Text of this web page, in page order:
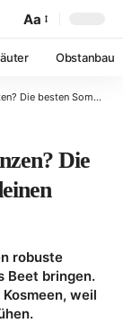
Aa
Obstanbau
für deinen Garten
Die
robuste
Beet bringen.
weil